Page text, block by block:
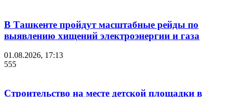
В Ташкенте пройдут масштабные рейды по
выявлению хищений электроэнергии и газа
01.08.2026, 17:13
555
Строительство на месте детской площадки в